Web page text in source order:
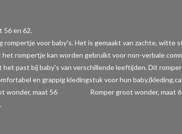
56 en 62.
rompertje voor baby's. Het is gemaakt van zachte, witte
rompertje kan worden gebruikt voor non-verbale
past bij baby's van verschillende leeftijden. Dit
en grappig kledingstuk voor hun
wonder, maat 56 Romper groot wonder, maat 62